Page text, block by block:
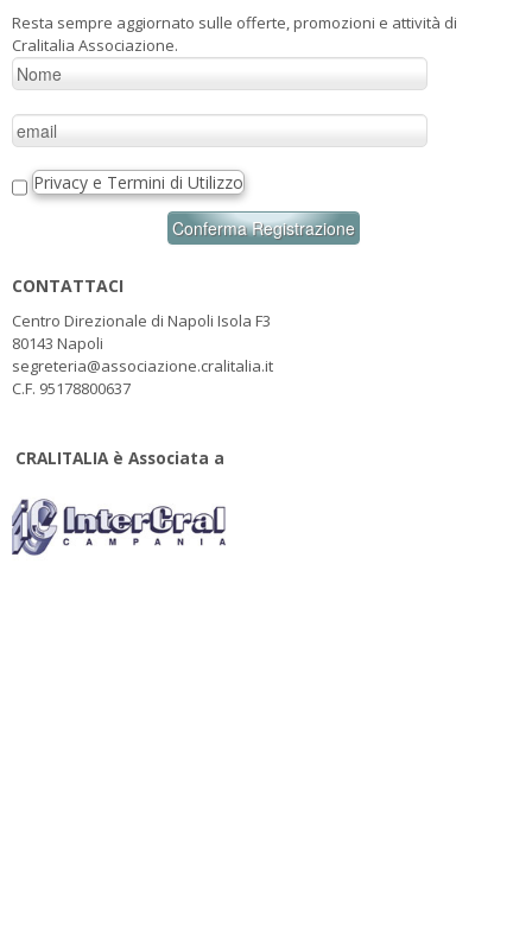
Resta sempre aggiornato sulle offerte, promozioni e attività di
Cralitalia Associazione.
Privacy e Termini di Utilizzo
CONTATTACI
Centro Direzionale di Napoli Isola F3
80143 Napoli
segreteria@associazione.cralitalia.it
C.F. 95178800637
CRALITALIA è Associata a